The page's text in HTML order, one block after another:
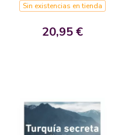
Sin existencias en tienda
20,95 €